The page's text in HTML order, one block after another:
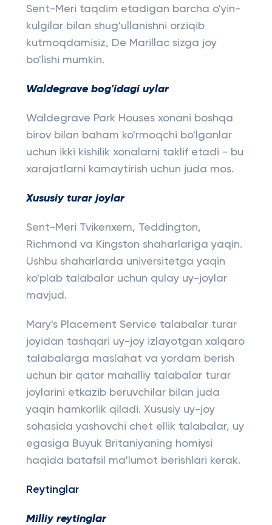
Sent-Meri taqdim etadigan barcha o'yin-
kulgilar bilan shug'ullanishni orziqib
kutmoqdamisiz, De Marillac sizga joy
bo'lishi mumkin.
Waldegrave bog'idagi uylar
Waldegrave Park Houses xonani boshqa
birov bilan baham ko'rmoqchi bo'lganlar
uchun ikki kishilik xonalarni taklif etadi - bu
xarajatlarni kamaytirish uchun juda mos.
Xususiy turar joylar
Sent-Meri Tvikenxem, Teddington,
Richmond va Kingston shaharlariga yaqin.
Ushbu shaharlarda universitetga yaqin
ko'plab talabalar uchun qulay uy-joylar
mavjud.
Mary's Placement Service talabalar turar
joyidan tashqari uy-joy izlayotgan xalqaro
talabalarga maslahat va yordam berish
uchun bir qator mahalliy talabalar turar
joylarini etkazib beruvchilar bilan juda
yaqin hamkorlik qiladi. Xususiy uy-joy
sohasida yashovchi chet ellik talabalar, uy
egasiga Buyuk Britaniyaning homiysi
haqida batafsil ma'lumot berishlari kerak.
Reytinglar
Milliy reytinglar